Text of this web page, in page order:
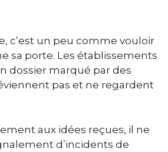
c’est un peu comme vouloir
sa porte. Les établissements
dossier marqué par des
pas et ne regardent
aux idées reçues, il ne
d’incidents de